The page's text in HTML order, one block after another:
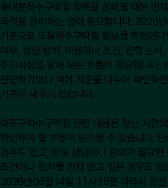
동대문하수구막힘 항목을 살펴볼 때는 먼
목적을 정리하는 것이 중요합니다. 2026
기준으로 도봉하수구막힘 정보를 확인한
여부, 상담 방식, 비용이나 조건, 진행 순서,
주의사항을 함께 보는 흐름이 필요합니다.
판단하기보다 여러 기준을 나누어 확인하
기준을 세우기 쉽습니다.
마포구하수구막힘 관련 내용은 찾는 사람
확인해야 할 부분이 달라질 수 있습니다.
경우도 있고, 바로 상담이나 문의가 필요한
조건이나 절차를 먼저 알고 싶은 경우도 있
2026년06월14일 11시15분 따라서 광진